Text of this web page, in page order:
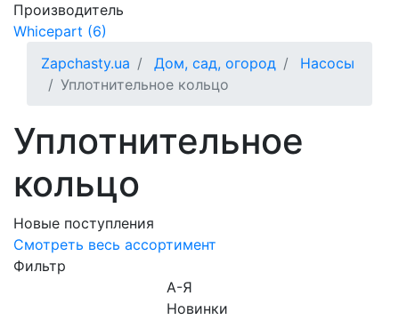
Производитель
Whicepart (6)
Zapchasty.ua
Дом, сад, огород
Насосы
Уплотнительное кольцо
Уплотнительное
кольцо
Новые поступления
Смотреть весь ассортимент
Фильтр
А-Я
Новинки